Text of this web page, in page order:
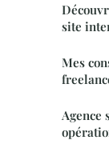
site
Mes
Agence